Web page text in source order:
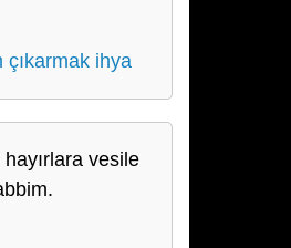
çıkarmak ihya
vesile